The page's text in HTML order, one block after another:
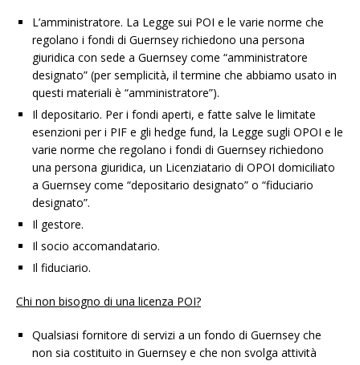
L’amministratore. La Legge sui POI e le varie norme che
regolano i fondi di Guernsey richiedono una persona
giuridica con sede a Guernsey come “amministratore
designato” (per semplicità, il termine che abbiamo usato in
questi materiali è “amministratore”).
Il depositario. Per i fondi aperti, e fatte salve le limitate
esenzioni per i PIF e gli hedge fund, la Legge sugli OPOI e le
varie norme che regolano i fondi di Guernsey richiedono
una persona giuridica, un Licenziatario di OPOI domiciliato
a Guernsey come “depositario designato” o “fiduciario
designato”.
Il gestore.
Il socio accomandatario.
Il fiduciario.
Chi non bisogno di una licenza POI?
Qualsiasi fornitore di servizi a un fondo di Guernsey che
non sia costituito in Guernsey e che non svolga attività